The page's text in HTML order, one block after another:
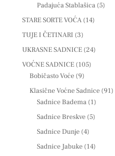
Padajuća Stablašica (5)
STARE SORTE VOĆA (14)
TUJE I ČETINARI (3)
UKRASNE SADNICE (24)
VOĆNE SADNICE (105)
Bobičasto Voće (9)
Klasične Voćne Sadnice (91)
Sadnice Badema (1)
Sadnice Breskve (5)
Sadnice Dunje (4)
Sadnice Jabuke (14)